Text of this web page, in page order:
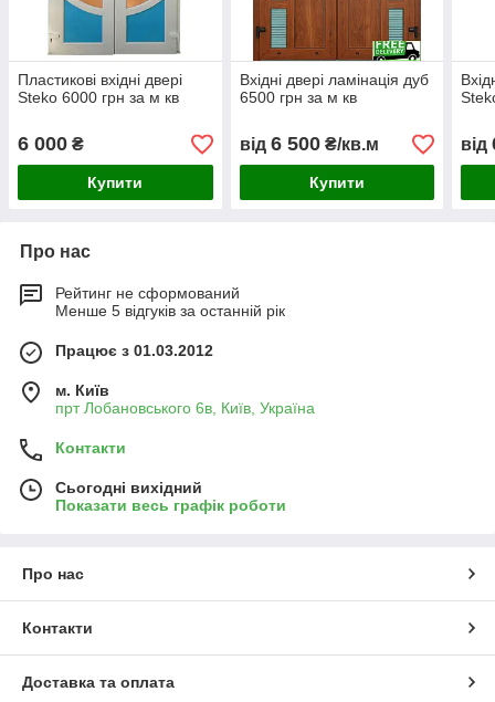
Пластикові вхідні двері
Steko 6000 грн за м кв
6 000 ₴
Купити
Вхідні двері ламінація дуб
6500 грн за м кв
від 6 500₴/кв.м
Купити
від
Про нас
Рейтинг не сформований
Менше 5 відгуків за останній рік
Працює з 01.03.2012
м. Київ
прт Лобановського 6в, Київ, Україна
Контакти
Сьогодні вихідний
Показати весь графік роботи
Про нас
Контакти
Доставка та оплата